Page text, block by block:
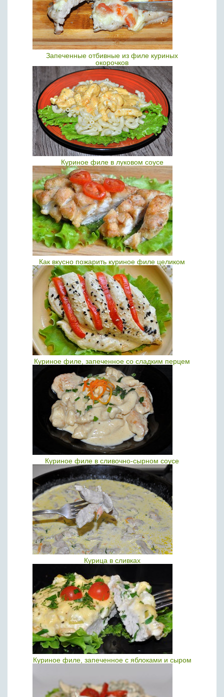
Запеченные отбивные из филе куриных
окорочков
Куриное филе в луковом соусе
Как вкусно пожарить куриное филе целиком
Куриное филе, запеченное со сладким перцем
Куриное филе в сливочно-сырном соусе
Курица в сливках
Куриное филе, запеченное с яблоками и сыром